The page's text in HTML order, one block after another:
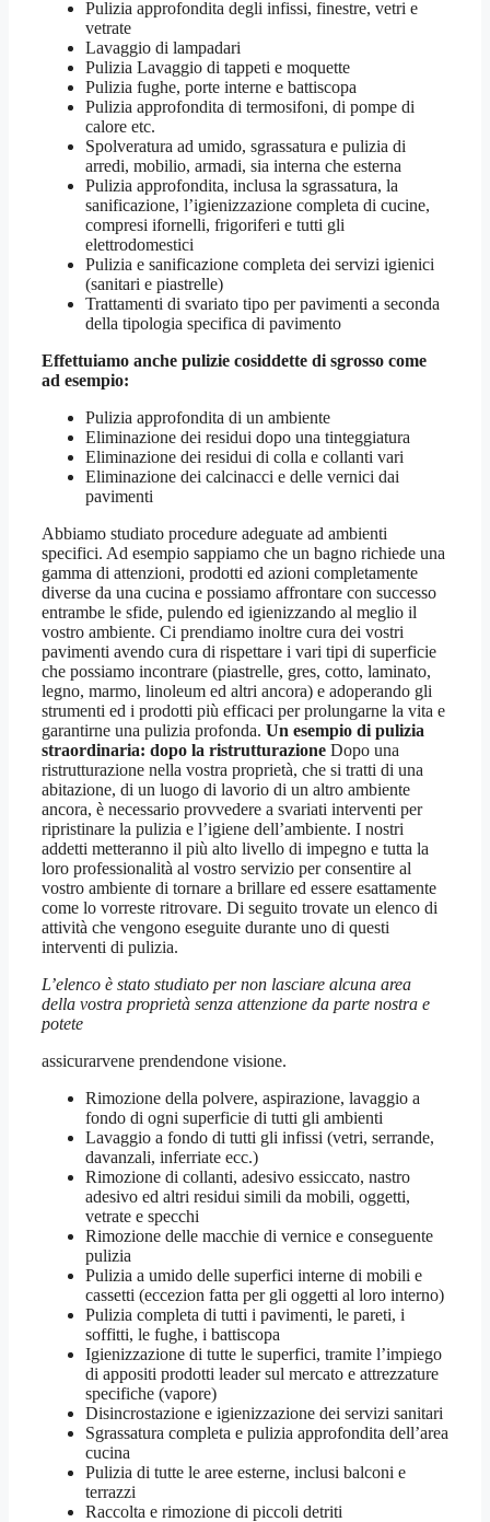
Pulizia approfondita degli infissi, finestre, vetri e
vetrate
Lavaggio di lampadari
Pulizia Lavaggio di tappeti e moquette
Pulizia fughe, porte interne e battiscopa
Pulizia approfondita di termosifoni, di pompe di
calore etc.
Spolveratura ad umido, sgrassatura e pulizia di
arredi, mobilio, armadi, sia interna che esterna
Pulizia approfondita, inclusa la sgrassatura, la
sanificazione, l’igienizzazione completa di cucine,
compresi ifornelli, frigoriferi e tutti gli
elettrodomestici
Pulizia e sanificazione completa dei servizi igienici
(sanitari e piastrelle)
Trattamenti di svariato tipo per pavimenti a seconda
della tipologia specifica di pavimento
Effettuiamo anche pulizie cosiddette di sgrosso come
ad esempio:
Pulizia approfondita di un ambiente
Eliminazione dei residui dopo una tinteggiatura
Eliminazione dei residui di colla e collanti vari
Eliminazione dei calcinacci e delle vernici dai
pavimenti
Abbiamo studiato procedure adeguate ad ambienti
specifici. Ad esempio sappiamo che un bagno richiede una
gamma di attenzioni, prodotti ed azioni completamente
diverse da una cucina e possiamo affrontare con successo
entrambe le sfide, pulendo ed igienizzando al meglio il
vostro ambiente. Ci prendiamo inoltre cura dei vostri
pavimenti avendo cura di rispettare i vari tipi di superficie
che possiamo incontrare (piastrelle, gres, cotto, laminato,
legno, marmo, linoleum ed altri ancora) e adoperando gli
strumenti ed i prodotti più efficaci per prolungarne la vita e
garantirne una pulizia profonda. Un esempio di pulizia
straordinaria: dopo la ristrutturazione Dopo una
ristrutturazione nella vostra proprietà, che si tratti di una
abitazione, di un luogo di lavorio di un altro ambiente
ancora, è necessario provvedere a svariati interventi per
ripristinare la pulizia e l’igiene dell’ambiente. I nostri
addetti metteranno il più alto livello di impegno e tutta la
loro professionalità al vostro servizio per consentire al
vostro ambiente di tornare a brillare ed essere esattamente
come lo vorreste ritrovare. Di seguito trovate un elenco di
attività che vengono eseguite durante uno di questi
interventi di pulizia.
L’elenco è stato studiato per non lasciare alcuna area
della vostra proprietà senza attenzione da parte nostra e
potete
assicurarvene prendendone visione.
Rimozione della polvere, aspirazione, lavaggio a
fondo di ogni superficie di tutti gli ambienti
Lavaggio a fondo di tutti gli infissi (vetri, serrande,
davanzali, inferriate ecc.)
Rimozione di collanti, adesivo essiccato, nastro
adesivo ed altri residui simili da mobili, oggetti,
vetrate e specchi
Rimozione delle macchie di vernice e conseguente
pulizia
Pulizia a umido delle superfici interne di mobili e
cassetti (eccezion fatta per gli oggetti al loro interno)
Pulizia completa di tutti i pavimenti, le pareti, i
soffitti, le fughe, i battiscopa
Igienizzazione di tutte le superfici, tramite l’impiego
di appositi prodotti leader sul mercato e attrezzature
specifiche (vapore)
Disincrostazione e igienizzazione dei servizi sanitari
Sgrassatura completa e pulizia approfondita dell’area
cucina
Pulizia di tutte le aree esterne, inclusi balconi e
terrazzi
Raccolta e rimozione di piccoli detriti